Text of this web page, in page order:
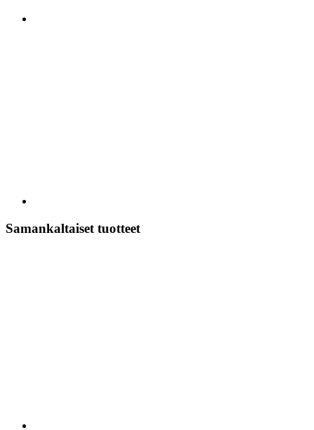
Samankaltaiset tuotteet